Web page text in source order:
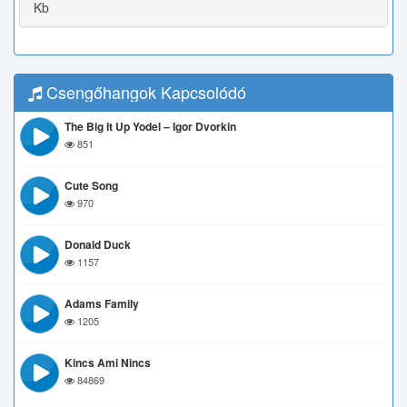
Kb
Csengőhangok Kapcsolódó
The Big It Up Yodel – Igor Dvorkin
851
Cute Song
970
Donald Duck
1157
Adams Family
1205
Kincs Ami Nincs
84869